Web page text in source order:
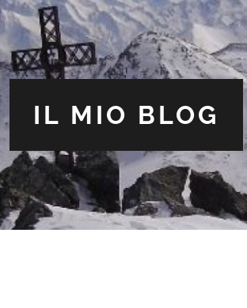
IL MIO BLOG